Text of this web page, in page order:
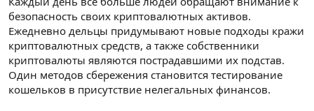
безопасность своих криптовалютных активов.
Ежедневно дельцы придумывают новые подходы кражи
криптовалютных средств, а также собственники
криптовалюты являются пострадавшими их подстав.
Один методов сбережения становится тестирование
кошельков в присутствие нелегальных финансов.